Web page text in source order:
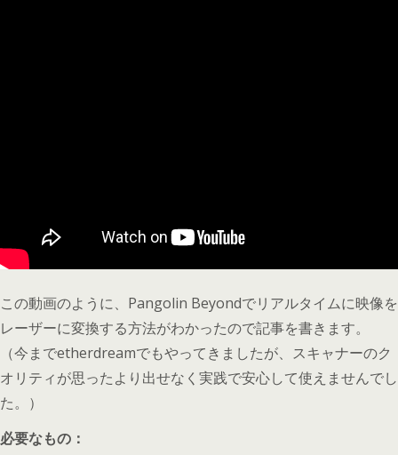
この動画のように、Pangolin Beyondでリアルタイムに映像を
レーザーに変換する方法がわかったので記事を書きます。
（今までetherdreamでもやってきましたが、スキャナーのク
オリティが思ったより出せなく実践で安心して使えませんでし
た。）
必要なもの：